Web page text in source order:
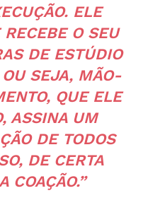
ELE
O SEU
DE ESTÚDIO
SEJA, MÃO-
QUE ELE
ASSINA UM
DE TODOS
DE CERTA
COAÇÃO.”